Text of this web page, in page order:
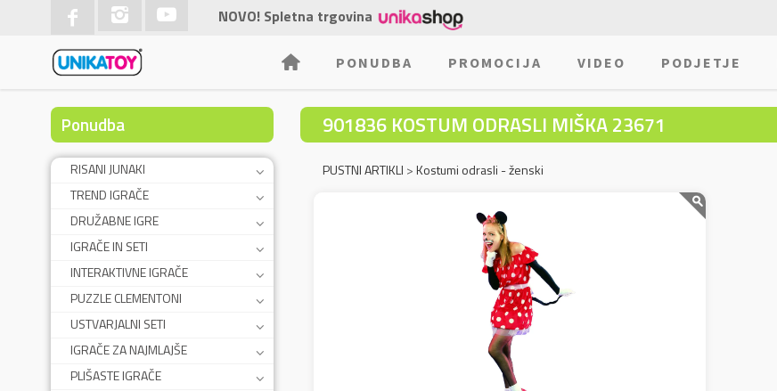
NOVO! Spletna trgovina
PONUDBA PROMOCIJA VIDEO PODJETJE
Ponudba
RISANI JUNAKI
TREND IGRAČE
DRUŽABNE IGRE
IGRAČE IN SETI
INTERAKTIVNE IGRAČE
PUZZLE CLEMENTONI
USTVARJALNI SETI
IGRAČE ZA NAJMLAJŠE
PLIŠASTE IGRAČE
901836 KOSTUM ODRASLI MIŠKA 23671
PUSTNI ARTIKLI >Kostumi odrasli - ženski